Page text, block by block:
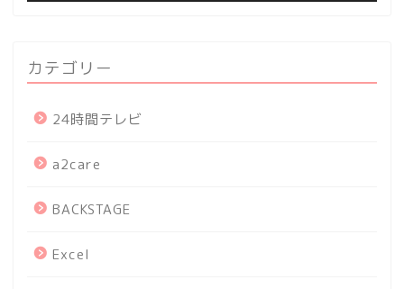
カテゴリー
24時間テレビ
a2care
BACKSTAGE
Excel